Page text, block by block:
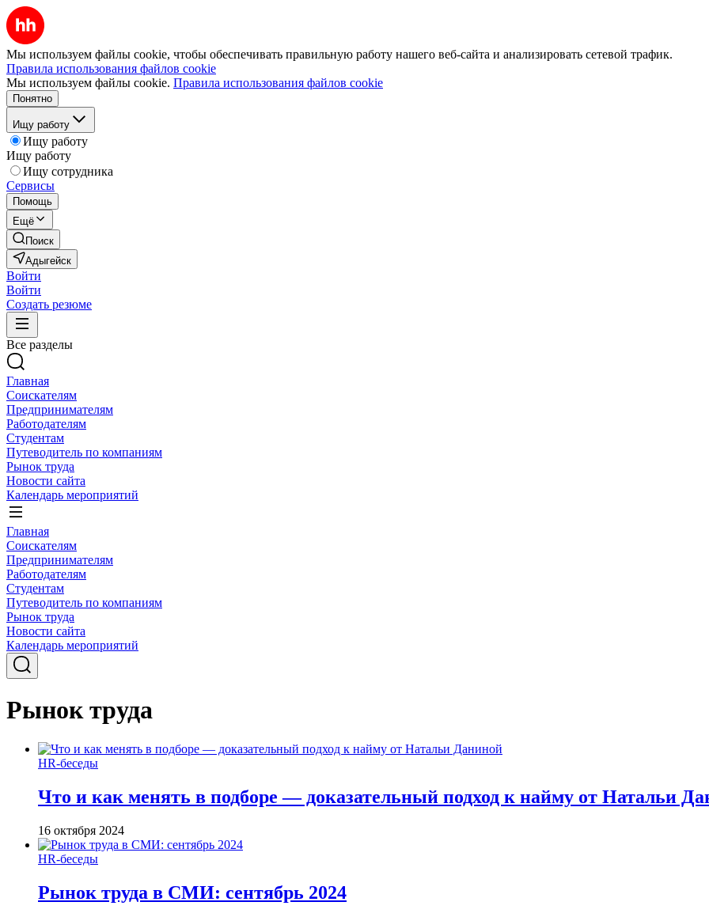
Мы используем файлы cookie, чтобы обеспечивать правильную работу нашего веб-сайта и анализировать сетевой трафик.
Правила использования файлов cookie
Мы используем файлы cookie. Правила использования файлов cookie
Понятно
Ищу работу
Ищу работу
Ищу работу
Ищу сотрудника
Сервисы
Помощь
Ещё
Поиск
Адыгейск
Войти
Войти
Создать резюме
Все разделы
Главная
Соискателям
Предпринимателям
Работодателям
Студентам
Путеводитель по компаниям
Рынок труда
Новости сайта
Календарь мероприятий
Главная
Соискателям
Предпринимателям
Работодателям
Студентам
Путеводитель по компаниям
Рынок труда
Новости сайта
Календарь мероприятий
Рынок труда
HR-беседы
Что и как менять в подборе — доказательный подход к найму от Натальи
16 октября 2024
HR-беседы
Рынок труда в СМИ: сентябрь 2024